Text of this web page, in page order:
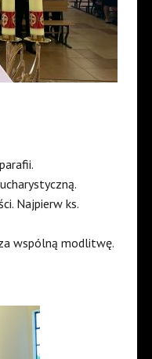
Najpierw ks.
wspólną modlitwę.